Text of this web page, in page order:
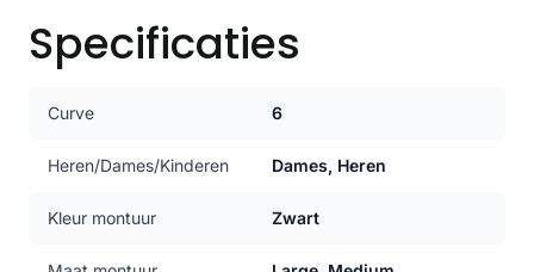
Specificaties
Curve 6
Heren/Dames/Kinderen Dames, Heren
Kleur montuur Zwart